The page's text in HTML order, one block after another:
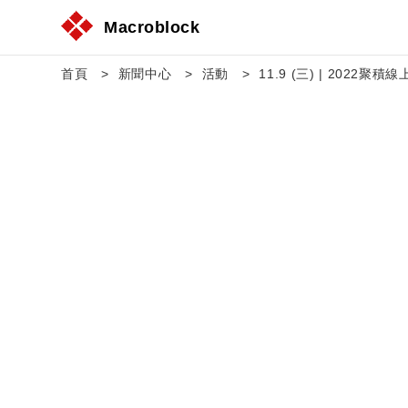
Macroblock
首頁 新聞中心 活動 11.9 (三) | 2022聚積線